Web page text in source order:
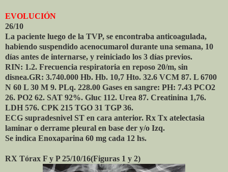
EVOLUCIÓN
26/10
La paciente luego de la TVP, se encontraba anticoagulada,
habiendo suspendido acenocumarol durante una semana, 10
días antes de internarse, y reiniciado los 3 días previos.
RIN: 1.2. Frecuencia respiratoria en reposo 20/m, sin
disnea.GR: 3.740.000 Hb. Hb. 10,7 Hto. 32.6 VCM 87. L 6700
N 60 L 30 M 9. PLq. 228.00 Gases en sangre: PH: 7.43 PCO2
26. PO2 62. SAT 92%. Gluc 112. Urea 87. Creatinina 1,76.
LDH 576. CPK 215 TGO 31 TGP 36.
ECG supradesnivel ST en cara anterior. Rx Tx atelectasia
laminar o derrame pleural en base der y/o Izq.
Se indica Enoxaparina 60 mg cada 12 hs.
RX Tórax F y P 25/10/16(Figuras 1 y 2)